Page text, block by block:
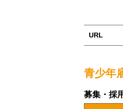
URL
青少年
募集・採